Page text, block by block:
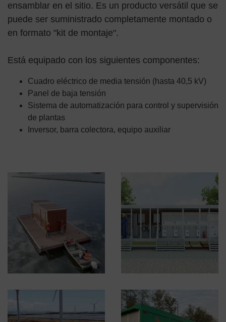
ensamblar en el sitio. Es un producto versátil que se
puede ser suministrado completamente montado o
en formato "kit de montaje".
Está equipado con los siguientes componentes:
Cuadro eléctrico de media tensión (hasta 40,5 kV)
Panel de baja tensión
Sistema de automatización para control y supervisión
de plantas
Inversor, barra colectora, equipo auxiliar